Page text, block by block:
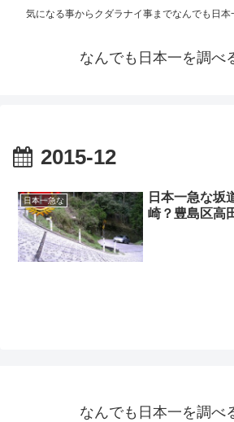
気になる事からクダラナイ事までなんでも日本
なんでも日本一を調べ
2015-12
日本一急な
日本一急な坂
崎？豊島区高
なんでも日本一を調べ